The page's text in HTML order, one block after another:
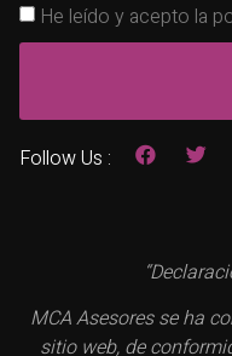
He leído y acepto la
Follow Us :
MCA Asesores se ha
sitio web, de